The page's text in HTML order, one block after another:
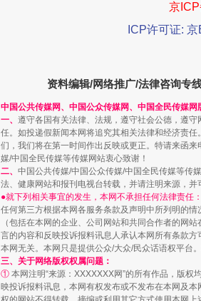
千年窑火 生生不息
京
ICP许可证:
资料编辑/网络推广/法律咨询专线
中国公共传媒网、中国公众传媒网、中国全民传媒网
一、 遵守各国有关法律、法规，遵守社会公德，遵
任。如投递假新闻本网将追究其相关法律和经济责
们，我们将在第一时间作出反映或更正。特请来函
媒/中国全民传媒等传媒网站衷心致谢！
二、 中国公共传媒/中国公众传媒/中国全民传媒等传
法、健康网站和报刊电视台转载，并请注明来源，并
●就下列相关事宜的发生，本网不承担任何法律责任
任何第三方根据本网各服务条款及声明中所列明的
（包括在本网的企业、公司网站和共同合作者的网站
言的内容和反映投诉报料讯息人承认本网所有条款
本网无关。本网只是提供公众/大众/民众话语权平台
三、关于网络版权权属问题：
① 本网注明“来源：XXXXXXX网”的所有作品，版
映投诉报料讯息，本网有权发布或不发布在本网及